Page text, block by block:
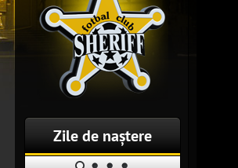
Zile de naștere